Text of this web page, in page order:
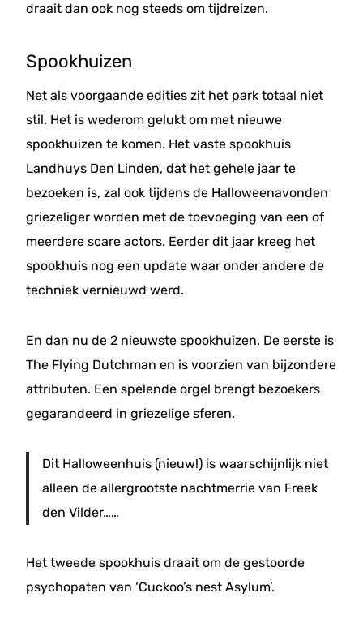
draait dan ook nog steeds om tijdreizen.
Spookhuizen
Net als voorgaande edities zit het park totaal niet
stil. Het is wederom gelukt om met nieuwe
spookhuizen te komen. Het vaste spookhuis
Landhuys Den Linden, dat het gehele jaar te
bezoeken is, zal ook tijdens de Halloweenavonden
griezeliger worden met de toevoeging van een of
meerdere scare actors. Eerder dit jaar kreeg het
spookhuis nog een update waar onder andere de
techniek vernieuwd werd.
En dan nu de 2 nieuwste spookhuizen. De eerste is
The Flying Dutchman en is voorzien van bijzondere
attributen. Een spelende orgel brengt bezoekers
gegarandeerd in griezelige sferen.
Dit Halloweenhuis (nieuw!) is waarschijnlijk niet
alleen de allergrootste nachtmerrie van Freek
den Vilder……
Het tweede spookhuis draait om de gestoorde
psychopaten van ‘Cuckoo’s nest Asylum’.